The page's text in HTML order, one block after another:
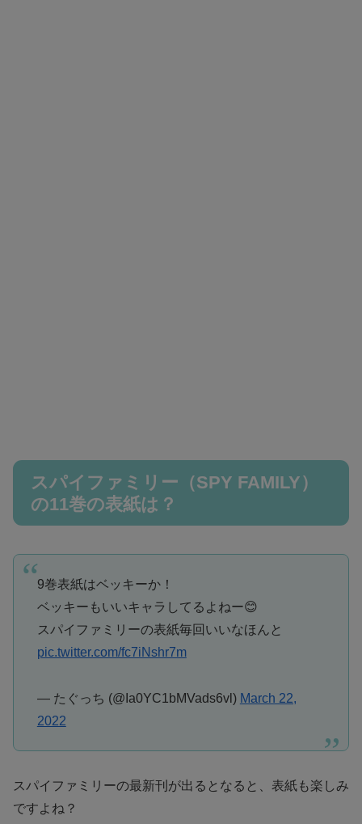
スパイファミリー（SPY FAMILY）
の11巻の表紙は？
9巻表紙はベッキーか！
ベッキーもいいキャラしてるよねー😊
スパイファミリーの表紙毎回いいなほんと
pic.twitter.com/fc7iNshr7m
— たぐっち (@Ia0YC1bMVads6vl) March 22,
2022
スパイファミリーの最新刊が出るとなると、表紙も楽しみ
ですよね？